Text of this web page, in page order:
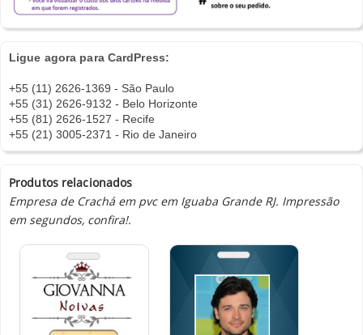
Ligue agora para CardPress:
+55 (11) 2626-1369 - São Paulo
+55 (31) 2626-9132 - Belo Horizonte
+55 (81) 2626-1527 - Recife
+55 (21) 3005-2371 - Rio de Janeiro
Produtos relacionados
Empresa de Crachá em pvc em Iguaba Grande RJ. Impressão
em segundos, confira!.